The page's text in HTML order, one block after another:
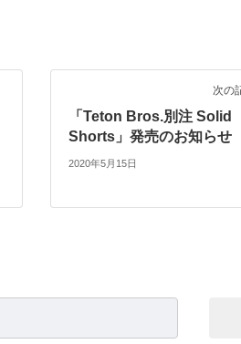
次の
「Teton Bros.別注 Solid
Shorts」発売のお知らせ
2020年5月15日